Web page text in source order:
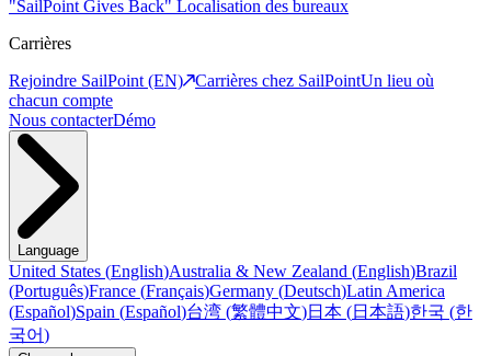
"SailPoint Gives Back" Localisation des bureaux
Carrières
Rejoindre SailPoint (EN)
Carrières chez SailPointUn lieu où
chacun compte
Nous contacterDémo
Language
United States (English)Australia & New Zealand (English)Brazil
(Português)France (Français)Germany (Deutsch)Latin America
(Español)Spain (Español)台湾 (繁體中文)日本 (日本語)한국 (한
국어)